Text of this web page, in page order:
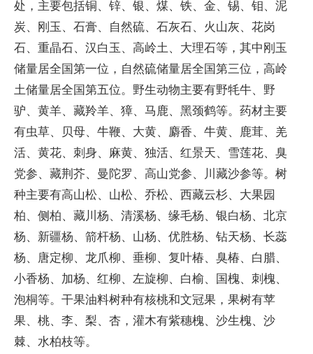
处，主要包括铜、锌、银、煤、铁、金、锡、钼、泥
炭、刚玉、石膏、自然硫、石灰石、火山灰、花岗
石、重晶石、汉白玉、高岭土、大理石等，其中刚玉
储量居全国第一位，自然硫储量居全国第三位，高岭
土储量居全国第五位。野生动物主要有野牦牛、野
驴、黄羊、藏羚羊、獐、马鹿、黑颈鹤等。药材主要
有虫草、贝母、牛鞭、大黄、麝香、牛黄、鹿茸、羌
活、黄花、刺身、麻黄、独活、红景天、雪莲花、臭
党参、藏荆芥、曼陀罗、高山党参、川藏沙参等。树
种主要有高山松、山松、乔松、西藏云杉、大果园
柏、侧柏、藏川杨、清溪杨、缘毛杨、银白杨、北京
杨、新疆杨、箭杆杨、山杨、优胜杨、钻天杨、长蕊
杨、唐定柳、龙爪柳、垂柳、复叶椿、臭椿、白腊、
小香杨、加杨、红柳、左旋柳、白榆、国槐、刺槐、
泡桐等。干果油料树种有核桃和文冠果，果树有苹
果、桃、李、梨、杏，灌木有紫穗槐、沙生槐、沙
棘、水柏枝等。